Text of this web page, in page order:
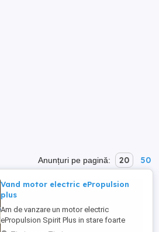
Anunțuri pe pagină: 20 50
Vand motor electric ePropulsion
plus
Am de vanzare un motor electric
ePropulsion Spirit Plus in stare foarte